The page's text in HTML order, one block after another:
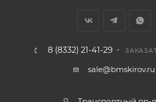
8 (8332) 21-41-29
sale@bmskirov.ru